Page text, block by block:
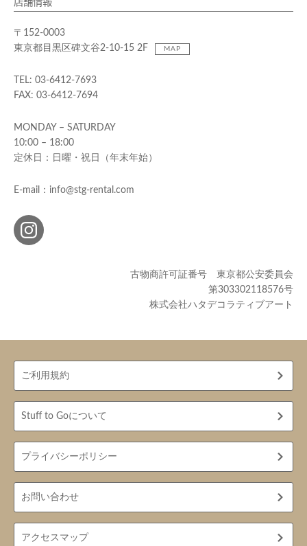
〒152-0003
東京都目黒区碑文谷2-10-15 2F
MAP
TEL: 03-6412-7693
FAX: 03-6412-7694
MONDAY – SATURDAY
10:00 – 18:00
定休日：日曜・祝日（年末年始）
E-mail：info@stg-rental.com
古物商許可証番号 東京都公安委員会
第303302118576号
株式会社ハタデコラティブアート
ご利用規約
Stuff to Goについて
プライバシーポリシー
お問い合わせ
アクセスマップ